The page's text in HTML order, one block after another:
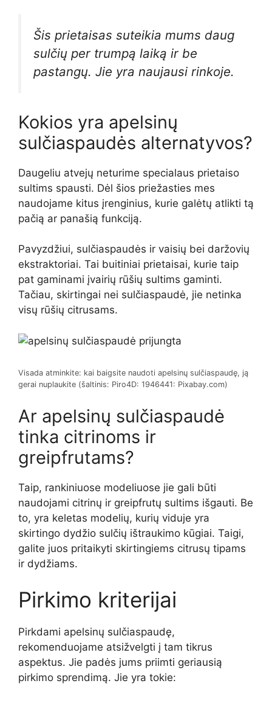
Šis prietaisas suteikia mums daug
sulčių per trumpą laiką ir be
pastangų. Jie yra naujausi rinkoje.
Kokios yra apelsinų
sulčiaspaudės alternatyvos?
Daugeliu atvejų neturime specialaus prietaiso
sultims spausti. Dėl šios priežasties mes
naudojame kitus įrenginius, kurie galėtų atlikti tą
pačią ar panašią funkciją.
Pavyzdžiui, sulčiaspaudės ir vaisių bei daržovių
ekstraktoriai. Tai buitiniai prietaisai, kurie taip
pat gaminami įvairių rūšių sultims gaminti.
Tačiau, skirtingai nei sulčiaspaudė, jie netinka
visų rūšių citrusams.
Visada atminkite: kai baigsite naudoti apelsinų sulčiaspaudę, ją
gerai nuplaukite (šaltinis: Piro4D: 1946441: Pixabay.com)
Ar apelsinų sulčiaspaudė
tinka citrinoms ir
greipfrutams?
Taip, rankiniuose modeliuose jie gali būti
naudojami citrinų ir greipfrutų sultims išgauti. Be
to, yra keletas modelių, kurių viduje yra
skirtingo dydžio sulčių ištraukimo kūgiai. Taigi,
galite juos pritaikyti skirtingiems citrusų tipams
ir dydžiams.
Pirkimo kriterijai
Pirkdami apelsinų sulčiaspaudę,
rekomenduojame atsižvelgti į tam tikrus
aspektus. Jie padės jums priimti geriausią
pirkimo sprendimą. Jie yra tokie: